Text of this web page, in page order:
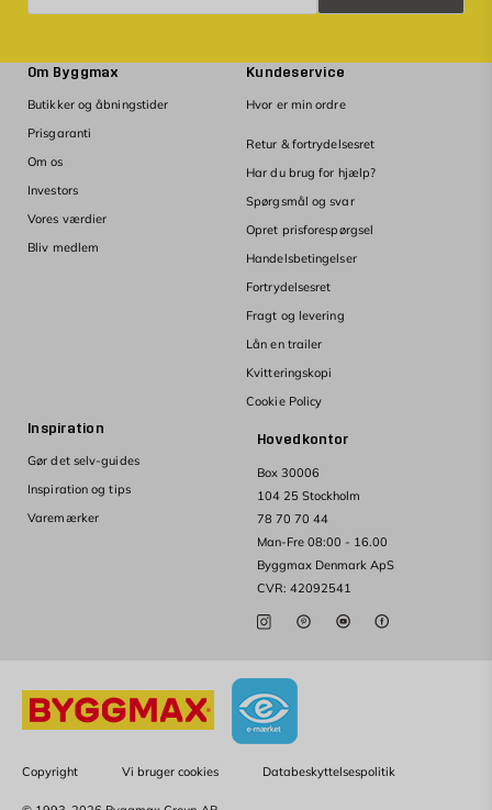
Hovedkontor
Box 30006
104 25 Stockholm
78 70 70 44
Man-Fre 08:00 - 16.00
Byggmax Denmark ApS
CVR: 42092541
Om Byggmax
Butikker og åbningstider
Prisgaranti
Om os
Investors
Vores værdier
Bliv medlem
Kundeservice
Hvor er min ordre
Retur & fortrydelsesret
Har du brug for hjælp?
Spørgsmål og svar
Opret prisforespørgsel
Handelsbetingelser
Fortrydelsesret
Fragt og levering
Lån en trailer
Kvitteringskopi
Cookie Policy
Inspiration
Gør det selv-guides
Inspiration og tips
Varemærker
Copyright Vi bruger cookies Databeskyttelsespolitik